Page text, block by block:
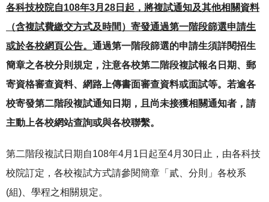
各科技校院自108年3月28日起，將複試通知及其他相關資料
（含複試費繳交方式及時間）寄發通過第一階段篩選申請生
或於各校網頁公告。 通過第一階段篩選的申請生須詳閱招生
簡章之各校分則規定，注意各校第二階段複試報名日期、郵
寄資格審查資料、網路上傳書面審查資料或面試等。若逾各
校寄發第二階段複試通知日期，且尚未接獲相關通知者，請
主動上各校網站查詢或與各校聯繫。
第二階段複試日期自108年4月1日起至4月30日止，由各科技
校院訂定，各校複試方式請參閱簡章「貳、分則」各校系
(組)、學程之相關規定。